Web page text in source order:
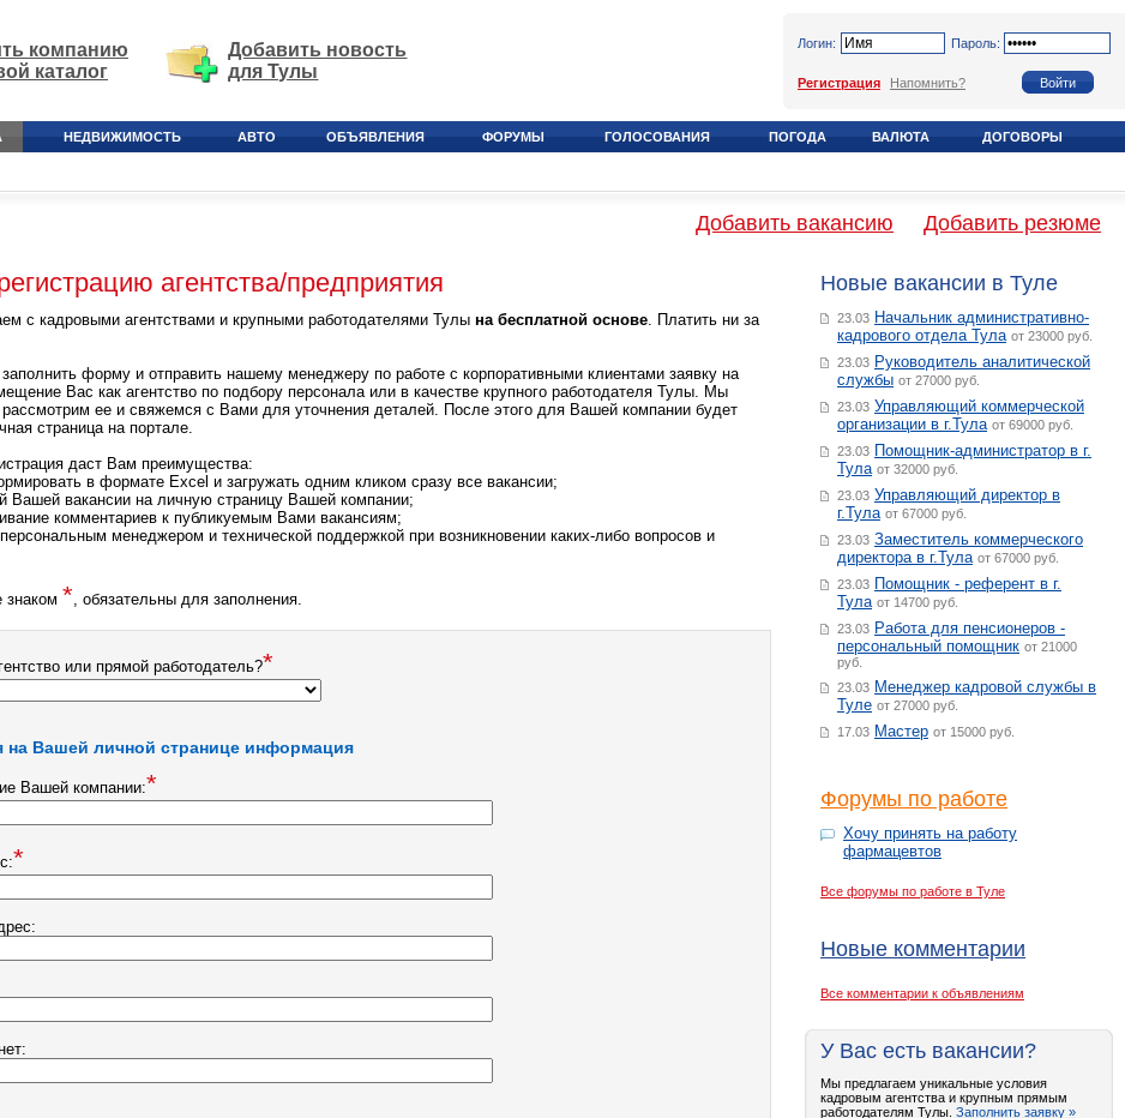
компанию
каталог
Добавить новость
для Тулы
Логин: Пароль:
Регистрация Напомнить?
НЕДВИЖИМОСТЬ АВТО ОБЪЯВЛЕНИЯ ФОРУМЫ ГОЛОСОВАНИЯ ПОГОДА ВАЛЮТА ДОГОВОРЫ
Добавить вакансию Добавить резюме
агентства/предприятия
с кадровыми агентствами и крупными работодателями Тулы на бесплатной основе. Платить ни за
форму и отправить нашему менеджеру по работе с корпоративными клиентами заявку на
Вас как агентство по подбору персонала или в качестве крупного работодателя Тулы. Мы
ее и свяжемся с Вами для уточнения деталей. После этого для Вашей компании будет
страница на портале.
даст Вам преимущества:
в формате Excel и загружать одним кликом сразу все вакансии;
Вашей вакансии на личную страницу Вашей компании;
комментариев к публикуемым Вами вакансиям;
менеджером и технической поддержкой при возникновении каких-либо вопросов и
знаком *, обязательны для заполнения.
или прямой работодатель?*
на Вашей личной странице информация
Вашей компании:*
*
Новые вакансии в Туле
23.03 Начальник административно-
кадрового отдела Тула от 23000 руб.
23.03 Руководитель аналитической
службы от 27000 руб.
23.03 Управляющий коммерческой
организации в г.Тула от 69000 руб.
23.03 Помощник-администратор в г.
Тула от 32000 руб.
23.03 Управляющий директор в
г.Тула от 67000 руб.
23.03 Заместитель коммерческого
директора в г.Тула от 67000 руб.
23.03 Помощник - референт в г.
Тула от 14700 руб.
23.03 Работа для пенсионеров -
персональный помощник от 21000
руб.
23.03 Менеджер кадровой службы в
Туле от 27000 руб.
17.03 Мастер от 15000 руб.
Форумы по работе
Хочу принять на работу
фармацевтов
Все форумы по работе в Туле
Новые комментарии
Все комментарии к объявлениям
У Вас есть вакансии?
Мы предлагаем уникальные условия
кадровым агентства и крупным прямым
работодателям Тулы. Заполнить заявку »